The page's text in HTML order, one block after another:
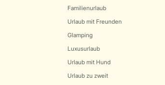
Familienurlaub
Urlaub mit Freunden
Glamping
Luxusurlaub
Urlaub mit Hund
Urlaub zu zweit